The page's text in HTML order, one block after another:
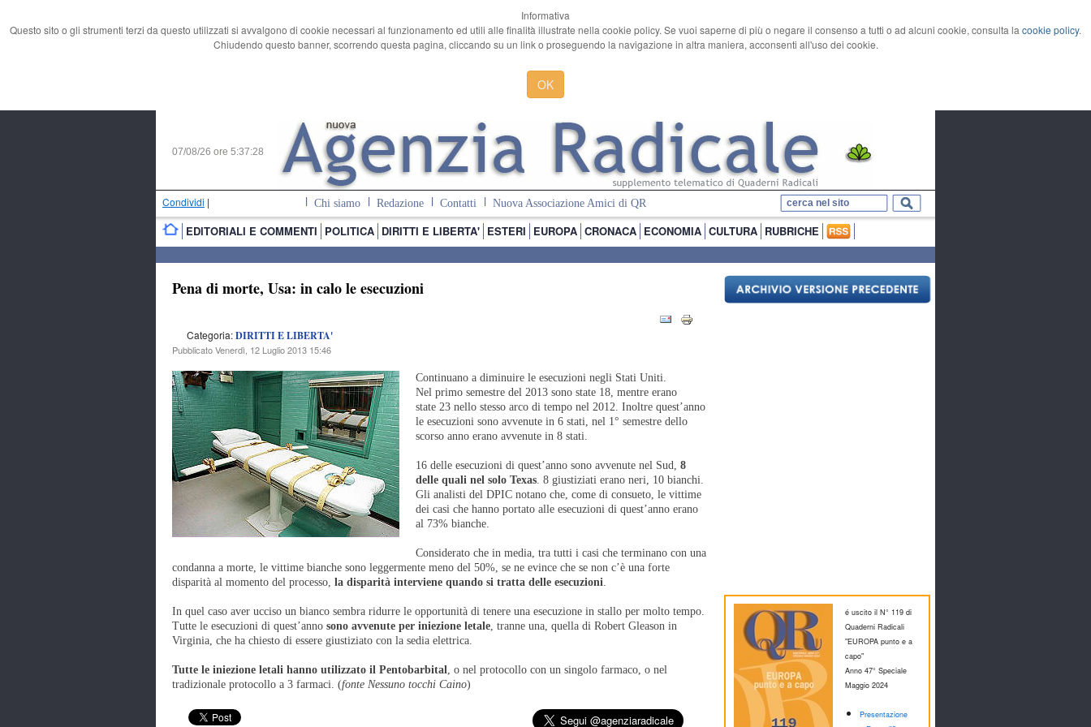
Informativa
Questo sito o gli strumenti terzi da questo utilizzati si avvalgono di cookie necessari al funzionamento ed utili alle finalità illustrate nella cookie policy. Se vuoi saperne di più o negare il consenso a tutti o ad alcuni cookie, consulta la cookie policy.
Chiudendo questo banner, scorrendo questa pagina, cliccando su un link o proseguendo la navigazione in altra maniera, acconsenti all'uso dei cookie.
OK
07/08/26 ore 5:37:29
Condividi | Chi siamo Redazione Contatti Nuova Associazione Amici di QR
EDITORIALI E COMMENTI POLITICA DIRITTI E LIBERTA' ESTERI EUROPA CRONACA ECONOMIA CULTURA RUBRICHE
Pena di morte, Usa: in calo le esecuzioni
Categoria:DIRITTI E LIBERTA'
Pubblicato Venerdì, 12 Luglio 2013 15:46
Continuano a diminuire le esecuzioni negli Stati Uniti.
Nel primo semestre del 2013 sono state 18, mentre erano
state 23 nello stesso arco di tempo nel 2012. Inoltre quest’anno
le esecuzioni sono avvenute in 6 stati, nel 1° semestre dello
scorso anno erano avvenute in 8 stati.
16 delle esecuzioni di quest’anno sono avvenute nel Sud, 8
delle quali nel solo Texas. 8 giustiziati erano neri, 10 bianchi.
Gli analisti del DPIC notano che, come di consueto, le vittime
dei casi che hanno portato alle esecuzioni di quest’anno erano
al 73% bianche.
Considerato che in media, tra tutti i casi che terminano con una
condanna a morte, le vittime bianche sono leggermente meno del 50%, se ne evince che se non c’è una forte
disparità al momento del processo, la disparità interviene quando si tratta delle esecuzioni.
In quel caso aver ucciso un bianco sembra ridurre le opportunità di tenere una esecuzione in stallo per molto tempo.
Tutte le esecuzioni di quest’anno sono avvenute per iniezione letale, tranne una, quella di Robert Gleason in
Virginia, che ha chiesto di essere giustiziato con la sedia elettrica.
Tutte le iniezione letali hanno utilizzato il Pentobarbital, o nel protocollo con un singolo farmaco, o nel
tradizionale protocollo a 3 farmaci. (fonte Nessuno tocchi Caino)
é uscito il N° 119 di
Quaderni Radicali
"EUROPA punto e a
capo"
Anno 47° Speciale
Maggio 2024
Presentazione